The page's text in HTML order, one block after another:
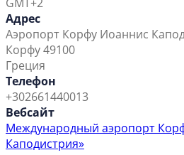
GMT+2
Адрес
Аэропорт Корфу Иоаннис
Корфу 49100
Греция
Телефон
+302661440013
Вебсайт
Международный аэропорт
Каподистрия»